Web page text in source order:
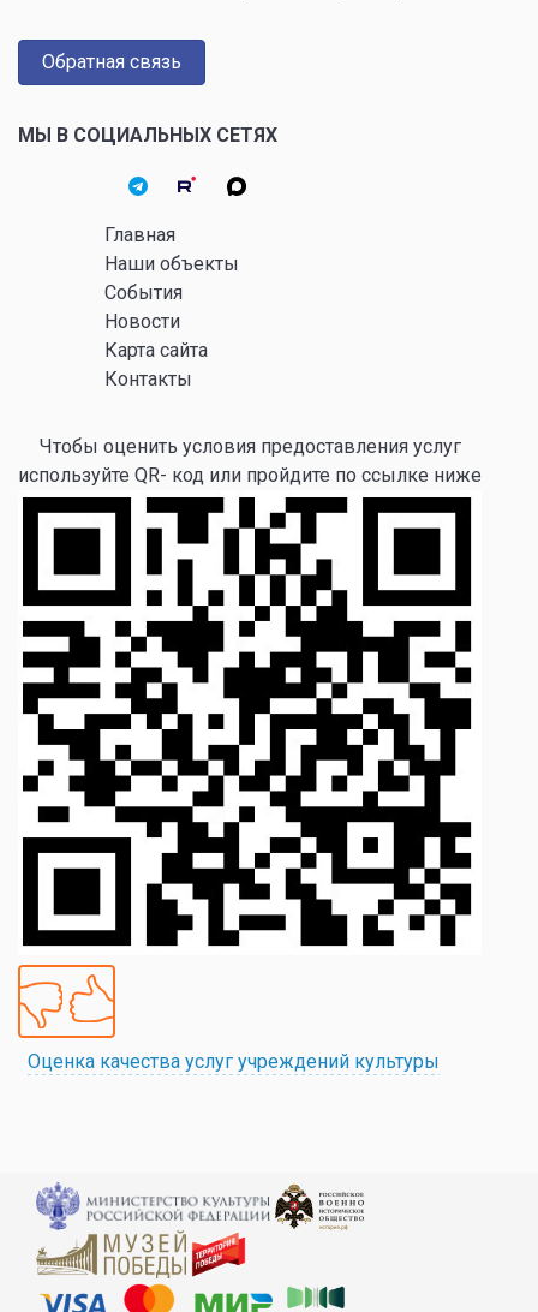
Обратная связь
МЫ В СОЦИАЛЬНЫХ СЕТЯХ
Главная
Наши объекты
События
Новости
Карта сайта
Контакты
Чтобы оценить условия предоставления услуг
используйте QR- код или пройдите по ссылке ниже
Оценка качества услуг учреждений культуры